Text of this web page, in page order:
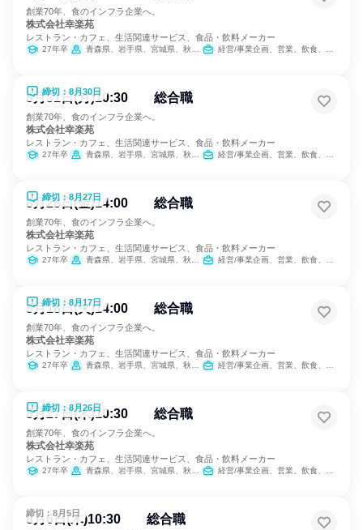
創業70年、食のインフラ企業へ。
株式会社幸楽苑
レストラン・カフェ、生活関連サービス、食品・飲料メーカー
27年卒 青森県、岩手県、宮城県、秋田県、山形県、福島県、茨城県、栃木県、群馬県、埼玉県、千葉県、東京都、神奈川県、新潟県、山梨県、長野県、静岡県 経営/事業企画、営業、飲食、小売販売/流通、製造・生産工程、SCM/生産管理/購買/物流、人事、広報/IR、商品企画、マーケティング・広告・宣伝、カスタマーサクセス
締切：8月30日
8月31日(月)10:30 総合職
創業70年、食のインフラ企業へ。
株式会社幸楽苑
レストラン・カフェ、生活関連サービス、食品・飲料メーカー
27年卒 青森県、岩手県、宮城県、秋田県、山形県、福島県、茨城県、栃木県、群馬県、埼玉県、千葉県、東京都、神奈川県、新潟県、山梨県、長野県、静岡県 経営/事業企画、営業、飲食、小売販売/流通、製造・生産工程、SCM/生産管理/購買/物流、人事、広報/IR、商品企画、マーケティング・広告・宣伝、カスタマーサクセス
締切：8月27日
8月28日(金)14:00 総合職
創業70年、食のインフラ企業へ。
株式会社幸楽苑
レストラン・カフェ、生活関連サービス、食品・飲料メーカー
27年卒 青森県、岩手県、宮城県、秋田県、山形県、福島県、茨城県、栃木県、群馬県、埼玉県、千葉県、東京都、神奈川県、新潟県、山梨県、長野県、静岡県 経営/事業企画、営業、飲食、小売販売/流通、製造・生産工程、SCM/生産管理/購買/物流、人事、広報/IR、商品企画、マーケティング・広告・宣伝、カスタマーサクセス
締切：8月17日
8月18日(火)14:00 総合職
創業70年、食のインフラ企業へ。
株式会社幸楽苑
レストラン・カフェ、生活関連サービス、食品・飲料メーカー
27年卒 青森県、岩手県、宮城県、秋田県、山形県、福島県、茨城県、栃木県、群馬県、埼玉県、千葉県、東京都、神奈川県、新潟県、山梨県、長野県、静岡県 経営/事業企画、営業、飲食、小売販売/流通、製造・生産工程、SCM/生産管理/購買/物流、人事、広報/IR、商品企画、マーケティング・広告・宣伝、カスタマーサクセス
締切：8月26日
8月27日(木)10:30 総合職
創業70年、食のインフラ企業へ。
株式会社幸楽苑
レストラン・カフェ、生活関連サービス、食品・飲料メーカー
27年卒 青森県、岩手県、宮城県、秋田県、山形県、福島県、茨城県、栃木県、群馬県、埼玉県、千葉県、東京都、神奈川県、新潟県、山梨県、長野県、静岡県 経営/事業企画、営業、飲食、小売販売/流通、製造・生産工程、SCM/生産管理/購買/物流、人事、広報/IR、商品企画、マーケティング・広告・宣伝、カスタマーサクセス
締切：8月5日
8月6日(木)10:30 総合職